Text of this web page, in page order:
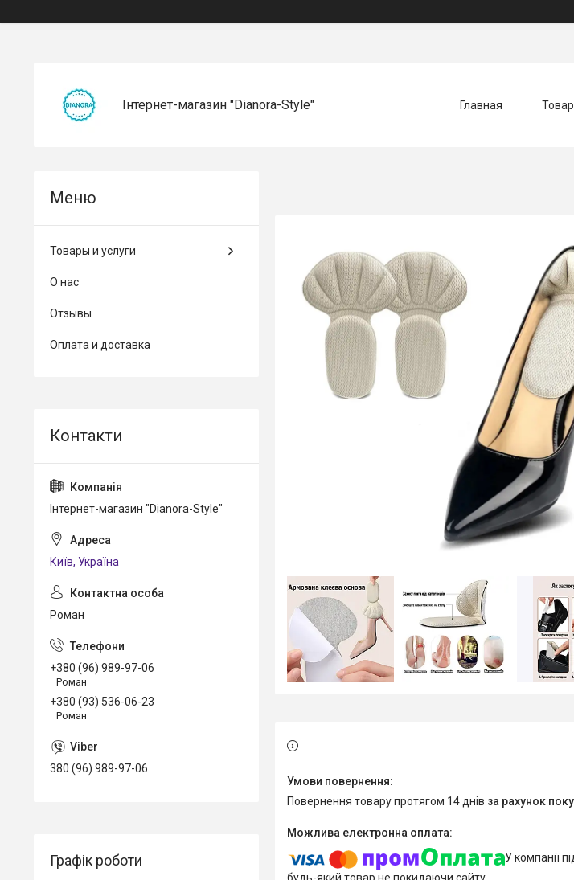
Інтернет-магазин "Dianora-Style" Главная
повернення товару протягом 14 днів за рахунок
У компанії
будь-який товар не покидаючи сайту.
Товары и услуги
О нас
Отзывы
Оплата и доставка
Інтернет-магазин "Dianora-Style"
Київ, Україна
Роман
+380 (96) 989-97-06
Роман
+380 (93) 536-06-23
Роман
380 (96) 989-97-06
Графік роботи